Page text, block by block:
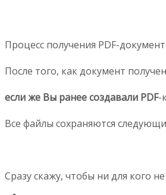
Процесс получения PDF-
После того, как документ
если же Вы ранее создавали PDF-
Все файлы сохраняются
Сразу скажу, чтобы ни для кого